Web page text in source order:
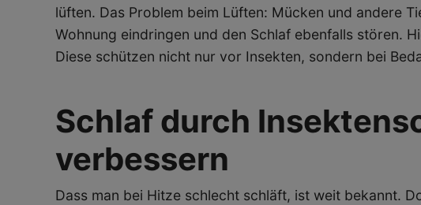
lüften. Das Problem beim Lüften: Mücken und andere
Wohnung eindringen und den Schlaf ebenfalls stören.
Diese schützen nicht nur vor Insekten, sondern bei
Schlaf durch
verbessern
Dass man bei Hitze schlecht schläft, ist weit bekannt.